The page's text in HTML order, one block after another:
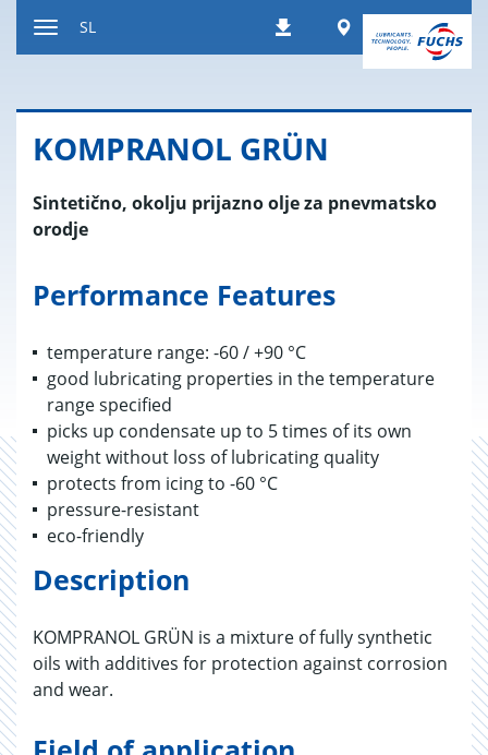
Prenosi Worldwide
SL
KOM­PRA­NOL GRÜN
Sintetično, okolju prijazno olje za pnevmatsko
orodje
Performance Features
temperature range: -60 / +90 °C
good lubricating properties in the temperature
range specified
picks up condensate up to 5 times of its own
weight without loss of lubricating quality
protects from icing to -60 °C
pressure-resistant
eco-friendly
Description
KOMPRANOL GRÜN is a mixture of fully synthetic
oils with additives for protection against corrosion
and wear.